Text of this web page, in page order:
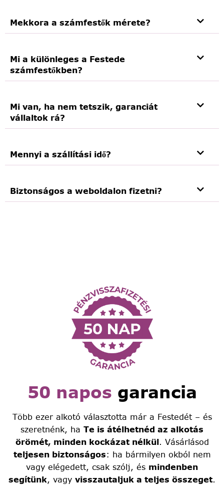
Mekkora a számfestők mérete?
Mi a különleges a Festede
számfestőkben?
Mi van, ha nem tetszik, garanciát
vállaltok rá?
Mennyi a szállítási idő?
Biztonságos a weboldalon fizetni?
50 napos garancia
Több ezer alkotó választotta már a Festedét – és
szeretnénk, ha Te is átélhetnéd az alkotás
örömét, minden kockázat nélkül. Vásárlásod
teljesen biztonságos: ha bármilyen okból nem
vagy elégedett, csak szólj, és mindenben
segítünk, vagy visszautaljuk a teljes összeget.